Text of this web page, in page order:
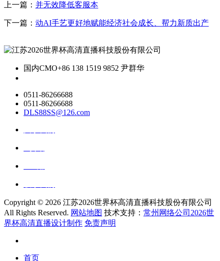
上一篇： 并无效降低客服本
下一篇： 动AI手艺更好地赋能经济社会成长、帮力新质出产
国内CMO+86 138 1519 9852 尹群华
0511-86266688
0511-86266688
DLS88SS@126.com
Copyright © 2026 江苏2026世界杯高清直播科技股份有限公司
All Rights Reserved. 网站地图 技术支持： 常州网络公司2026世
界杯高清直播设计制作 免责声明
首页